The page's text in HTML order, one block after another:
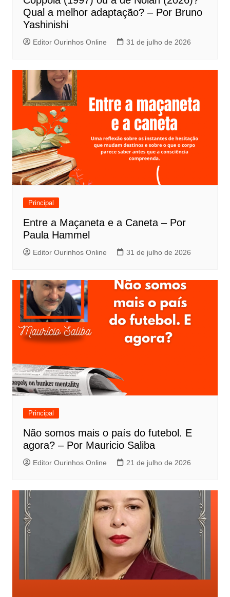
Qual a melhor adaptação? – Por Bruno
Yashinishi
Editor Ourinhos Online 31 de julho de 2026
Principal
Entre a Maçaneta e a Caneta – Por
Paula Hammel
Editor Ourinhos Online 31 de julho de 2026
Principal
Não somos mais o país do futebol. E
agora? – Por Mauricio Saliba
Editor Ourinhos Online 21 de julho de 2026